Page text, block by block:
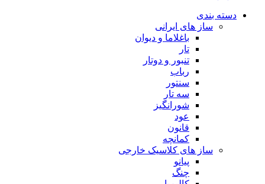
دسته بندی
ساز های ایرانی
باغلاما و دیوان
تار
تنبور و دوتار
رباب
سنتور
سه تار
شورانگیز
عود
قانون
کمانچه
ساز های کلاسیک خارجی
پیانو
چنگ